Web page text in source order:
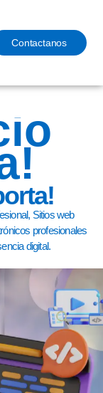
Contactanos
Sitios web
profesionales
digital.